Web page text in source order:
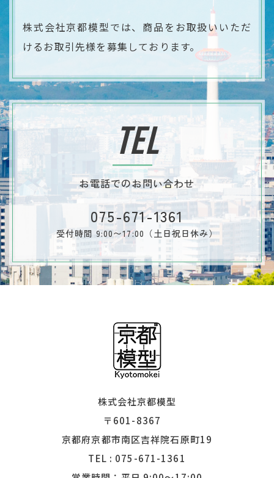
株式会社京都模型では、商品をお取扱いいただ
ける​​​​​​​お取引先様を募集しております。
TEL
お電話でのお問い合わせ
075-671-1361
受付時間 9:00〜17:00（土日祝日休み）
株式会社京都模型
〒601-8367
​​​​​​​京都府京都市南区吉祥院石原町19
TEL : 075-671-1361